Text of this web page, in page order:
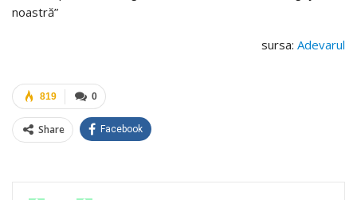
noastră”
sursa: Adevarul
0
819
Share Facebook